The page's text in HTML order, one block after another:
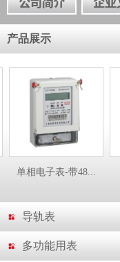
产品展示
单相电子表-带48...
导轨表
多功能用表